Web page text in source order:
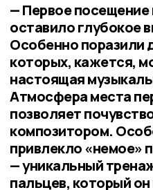
— Первое
оставило глубокое
Особенно поразили
которых, кажется,
настоящая
Атмосфера места
позволяет
композитором.
привлекло «немое»
— уникальный
пальцев, который